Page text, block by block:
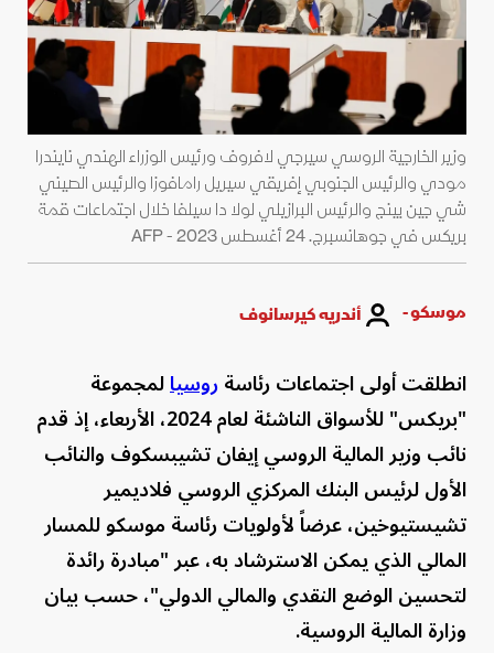
وزير الخارجية الروسي سيرجي لافروف ورئيس الوزراء الهندي نايندرا
مودي والرئيس الجنوبي إفريقي سيريل رامافوزا والرئيس الصيني
شي جين بينج والرئيس البرازيلي لولا دا سيلفا خلال اجتماعات قمة
بريكس في جوهانسبرج. 24 أغسطس 2023 - AFP
موسكو - أندريه كيرسانوف
انطلقت أولى اجتماعات رئاسةروسيالمجموعة
"بريكس" للأسواق الناشئة لعام 2024، الأربعاء، إذ قدم
نائب وزير المالية الروسي إيفان تشيبسكوف والنائب
الأول لرئيس البنك المركزي الروسي فلاديمير
تشيستيوخين، عرضاً لأولويات رئاسة موسكو للمسار
المالي الذي يمكن الاسترشاد به، عبر "مبادرة رائدة
لتحسين الوضع النقدي والمالي الدولي"، حسب بيان
وزارة المالية الروسية.